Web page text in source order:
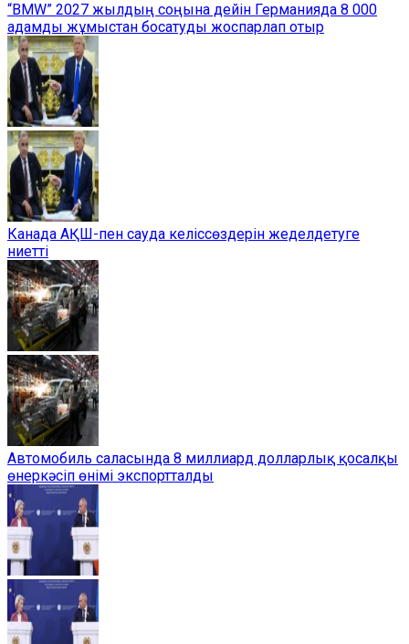
“BMW” 2027 жылдың соңына дейін Германияда 8 000
адамды жұмыстан босатуды жоспарлап отыр
Канада АҚШ-пен сауда келіссөздерін жеделдетуге
ниетті
Автомобиль саласында 8 миллиард долларлық қосалқы
өнеркәсіп өнімі экспортталды